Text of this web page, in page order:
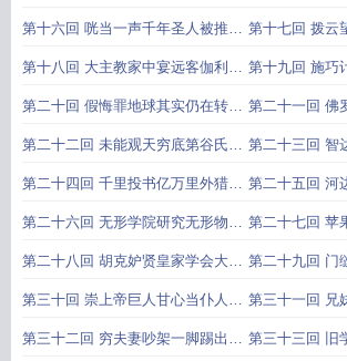
创立 殉难
一豆青灯地窖内活人无声第一部人
体解剖书的出版
事实生理科学
现
第十六回 咣当一声千年圣人被推翻
寥寥数语满座论敌皆无言自由落体
定律的发现
第十七回 拨云
衣锦还乡明人
发明
第十八回 大主教家中宴远客伽利略
罗马上大当日心说又一次遭禁止
第十九回 施巧
是非主教又出
著对话的问世
第二十回 假悔罪地球其实仍在转真
宣判冤狱一定三百年科学史上最大
的一起迫害案
第二十一回 佛
德堡外德皇帝
第二十二回 未能观天穷底第谷氏临
终相托盯住火星不放开普勒出奇制
胜开普勒第一第二定律的发现
第二十三回 智
星贫病一身无
第三定律的发
第二十四回 千里投书亿万里外猎新
星百年假说一夜之间变成真海王星
的发现
第二十五回 河
标船上一觉几
标系的创立
第二十六回 无形学院研究无形物科
坛新人脚下有新路波义耳定律与化
学科学的确立
第二十七回 苹
样痴女傻男你
力定律的发现
第二十八回 胡克妒贤皇家学会大失
策哈雷识货又当伯乐又赚钱万有引
力的公布
第二十九回 门
小旅店歌德细
第一次突破
第三十回 崇上帝巨人甘心当仆人入
歧途半生聪明半生愚神是第一推动
第三十一回 兄
手撷新星天王
第三十二回 穷夫妻吵架一脚踢出新 第三十三回 旧